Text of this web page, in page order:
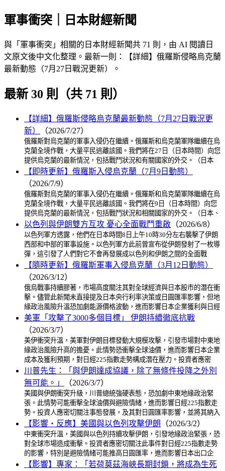
軍事衝突｜日本財經新聞
與「軍事衝突」相關的日本財經新聞共 71 則，由 AI 閱讀日
文原文後中文化整理。最新一則：【詳細】俄羅斯侵略烏克蘭
最新動態（7月27日戰況更新）。
最新 30 則（共 71 則）
【詳細】俄羅斯侵略烏克蘭最新動態（7月27日戰況更
新）
（2026/7/27）
俄羅斯對烏克蘭的軍事入侵仍在繼續。俄羅斯和烏克蘭軍隊繼續在烏
克蘭全境作戰，大量平民逃離該國。我們將在27日（日本時間）向您
提供烏克蘭的最新情況，包括戰鬥狀況和有關國家的外交。（日本
【即時更新】俄羅斯入侵烏克蘭（7月9日動態）
（2026/7/9）
俄羅斯對烏克蘭的軍事入侵仍在繼續。俄羅斯和烏克蘭軍隊繼續在烏
克蘭全境作戰，大量平民逃離該國。我們將在9日（日本時間）向您
提供烏克蘭的最新情況，包括戰鬥狀況和相關國家的外交。（日本、
以色列與伊朗雙方互攻 憂心全面戰鬥重啟 （2026/6/8）
以色列軍方透露，他們在日本時間8日上午10時30分左右襲擊了伊朗
西部和中部的軍事設施。以色列軍方此前曾宣布從伊朗發射了一枚導
彈，這引發了人們對它不會再發展成以色列和伊朗之間的全面戰
【隨時更新】俄羅斯軍事入侵烏克蘭（3月12日動態）
（2026/3/12）
俄烏戰事持續膠著，市場高度關注其對全球經濟與日本股市的潛在衝
擊。儘管此新聞未直接提及日本央行利率決策或日圓匯率影響，但地
緣政治風險升溫恐加劇能源價格波動，進而影響日本企業獲利與日經
美軍「攻擊了3000多個目標」 伊朗持續徹底抗戰
（2026/3/7）
美伊衝突升溫，美軍對伊朗目標發動大規模攻擊，引發市場對中東地
緣政治風險升高的擔憂。此情勢恐衝擊全球油價，進而影響日本企業
成本及獲利預期，對日經225指數走勢構成潛在壓力。投資者應密
川普先生：「與伊朗達成協議，除了無條件投降之外別
無可能。」
（2026/3/7）
美國與伊朗衝突升級，川普總統強硬表態，恐加劇中東地緣政治緊
張。此情勢可能衝擊全球油價與避險情緒，進而影響日經225指數走
勢。投資人應密切關注事態發展，及其對日圓匯率影響，並將其納入
【影響・反應】美國與以色列攻擊伊朗 （2026/3/2）
中東衝突升溫，美國與以色列持續攻擊伊朗，引發地緣政治緊張，恐
對全球市場造成衝擊。投資者應密切關注此事件對日經225指數走勢
的影響，特別是避險情緒可能推高日圓匯率，進而影響日本出口企
【影響】專家：「若荷莫茲海峽長期封鎖，將成為生死